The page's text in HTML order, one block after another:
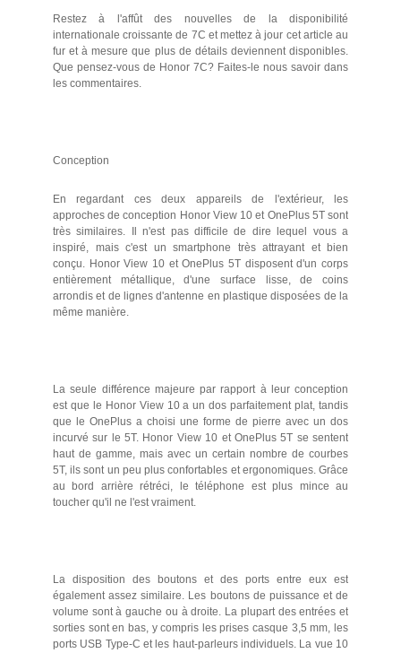
Restez à l'affût des nouvelles de la disponibilité
internationale croissante de 7C et mettez à jour cet article au
fur et à mesure que plus de détails deviennent disponibles.
Que pensez-vous de Honor 7C? Faites-le nous savoir dans
les commentaires.
Conception
En regardant ces deux appareils de l'extérieur, les
approches de conception Honor View 10 et OnePlus 5T sont
très similaires. Il n'est pas difficile de dire lequel vous a
inspiré, mais c'est un smartphone très attrayant et bien
conçu. Honor View 10 et OnePlus 5T disposent d'un corps
entièrement métallique, d'une surface lisse, de coins
arrondis et de lignes d'antenne en plastique disposées de la
même manière.
La seule différence majeure par rapport à leur conception
est que le Honor View 10 a un dos parfaitement plat, tandis
que le OnePlus a choisi une forme de pierre avec un dos
incurvé sur le 5T. Honor View 10 et OnePlus 5T se sentent
haut de gamme, mais avec un certain nombre de courbes
5T, ils sont un peu plus confortables et ergonomiques. Grâce
au bord arrière rétréci, le téléphone est plus mince au
toucher qu'il ne l'est vraiment.
La disposition des boutons et des ports entre eux est
également assez similaire. Les boutons de puissance et de
volume sont à gauche ou à droite. La plupart des entrées et
sorties sont en bas, y compris les prises casque 3,5 mm, les
ports USB Type-C et les haut-parleurs individuels. La vue 10